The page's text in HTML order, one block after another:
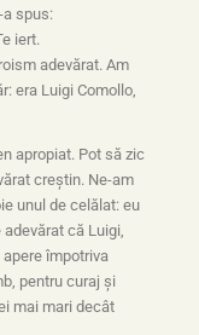
spus:
iert.
adevărat. Am
era Luigi Comollo,
apropiat. Pot să zic
creştin. Ne-am
unul de celălat: eu
că Luigi,
împotriva
pentru curaj şi
mai mari decât